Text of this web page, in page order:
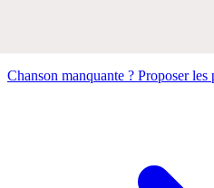
Chanson manquante ? Proposer les